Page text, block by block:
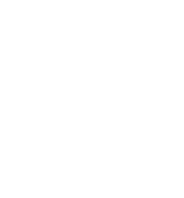
UD Almería (3):
Horta (Gui
(Baptistao;